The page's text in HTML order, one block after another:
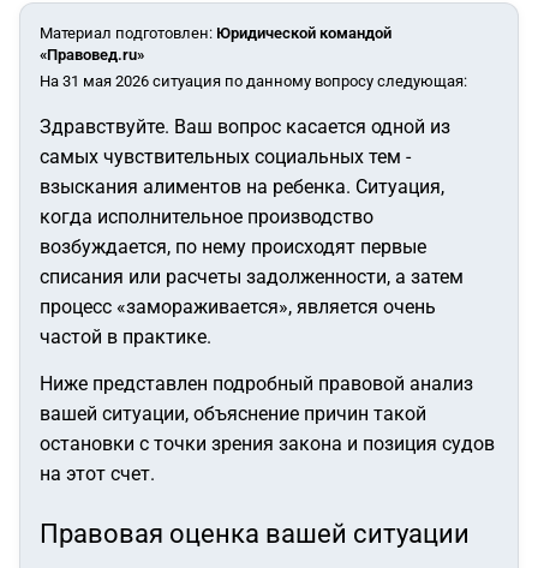
Материал подготовлен: Юридической командой
«Правовед.ru»
На 31 мая 2026 ситуация по данному вопросу следующая:
Здравствуйте. Ваш вопрос касается одной из
самых чувствительных социальных тем -
взыскания алиментов на ребенка. Ситуация,
когда исполнительное производство
возбуждается, по нему происходят первые
списания или расчеты задолженности, а затем
процесс «замораживается», является очень
частой в практике.
Ниже представлен подробный правовой анализ
вашей ситуации, объяснение причин такой
остановки с точки зрения закона и позиция судов
на этот счет.
Правовая оценка вашей ситуации